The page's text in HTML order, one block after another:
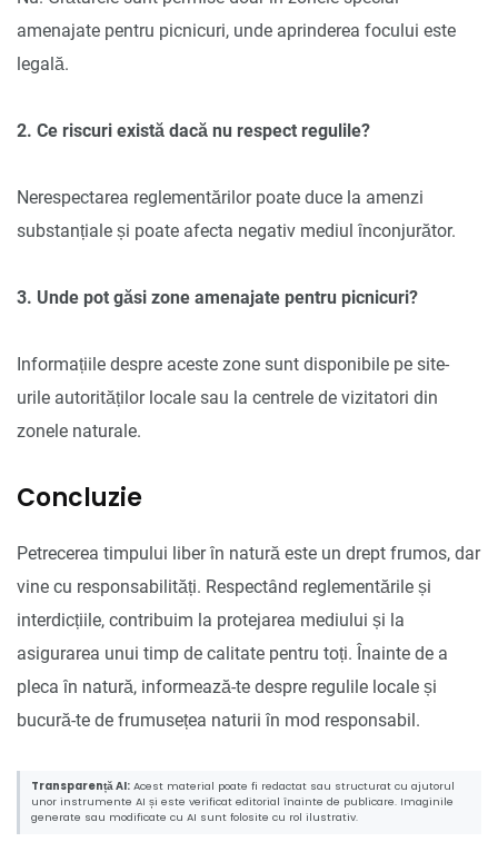
amenajate pentru picnicuri, unde aprinderea focului este
legală.
2. Ce riscuri există dacă nu respect regulile?
Nerespectarea reglementărilor poate duce la amenzi
substanțiale și poate afecta negativ mediul înconjurător.
3. Unde pot găsi zone amenajate pentru picnicuri?
Informațiile despre aceste zone sunt disponibile pe site-
urile autorităților locale sau la centrele de vizitatori din
zonele naturale.
Concluzie
Petrecerea timpului liber în natură este un drept frumos, dar
vine cu responsabilități. Respectând reglementările și
interdicțiile, contribuim la protejarea mediului și la
asigurarea unui timp de calitate pentru toți. Înainte de a
pleca în natură, informează-te despre regulile locale și
bucură-te de frumusețea naturii în mod responsabil.
Transparență AI: Acest material poate fi redactat sau structurat cu ajutorul
unor instrumente AI și este verificat editorial înainte de publicare. Imaginile
generate sau modificate cu AI sunt folosite cu rol ilustrativ.